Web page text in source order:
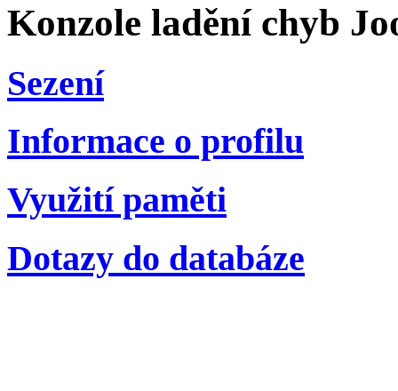
Konzole ladění chyb
Sezení
Informace o profilu
Využití paměti
Dotazy do databáze